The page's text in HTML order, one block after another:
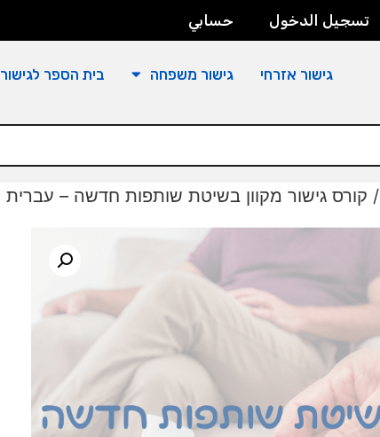
تسجيل الدخول حسابي
גישור אזרחי גישור משפחה בית הספר לגישור
/ קורס גישור מקוון בשיטת שותפות חדשה – עברית